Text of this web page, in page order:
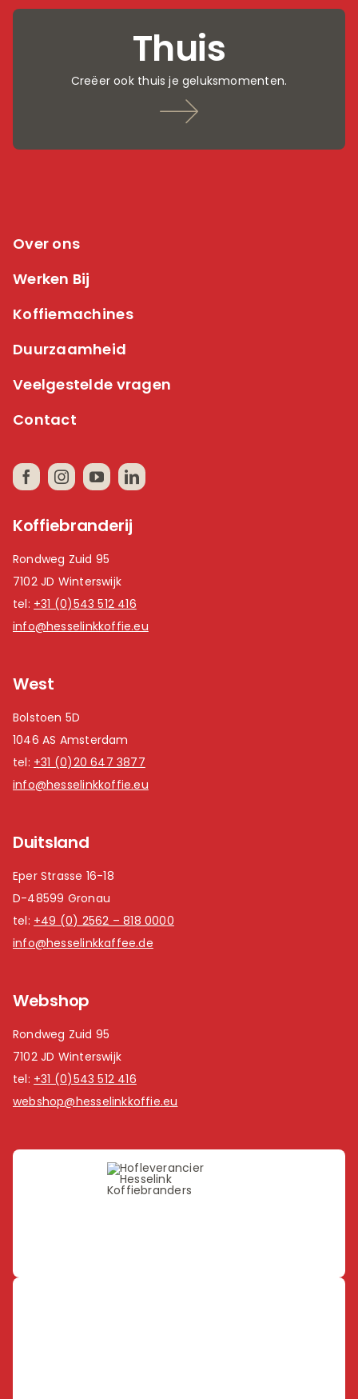
Thuis
Creëer ook thuis je geluksmomenten.
Over ons
Werken Bij
Koffiemachines
Duurzaamheid
Veelgestelde vragen
Contact
Koffiebranderij
Rondweg Zuid 95
7102 JD Winterswijk
tel: +31 (0)543 512 416
info@hesselinkkoffie.eu
West
Bolstoen 5D
1046 AS Amsterdam
tel: +31 (0)20 647 3877
info@hesselinkkoffie.eu
Duitsland
Eper Strasse 16-18
D-48599 Gronau
tel: +49 (0) 2562 – 818 0000
info@hesselinkkaffee.de
Webshop
Rondweg Zuid 95
7102 JD Winterswijk
tel: +31 (0)543 512 416
webshop@hesselinkkoffie.eu